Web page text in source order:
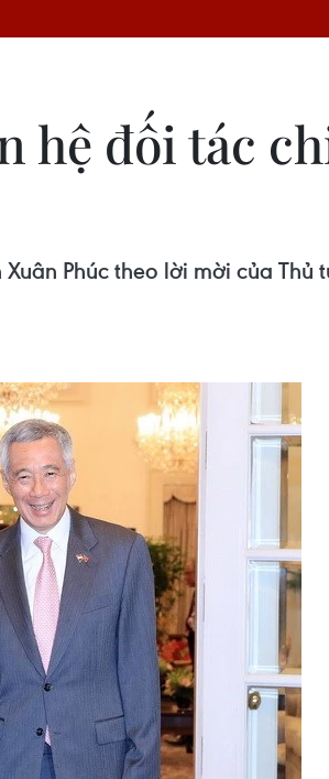
hệ đối tác
Phúc theo lời mời của